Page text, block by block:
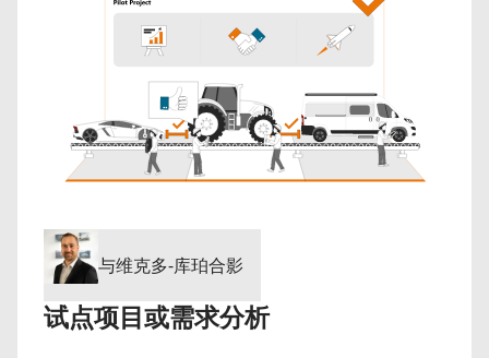
与维克多-库珀合影
试点项目或需求分析